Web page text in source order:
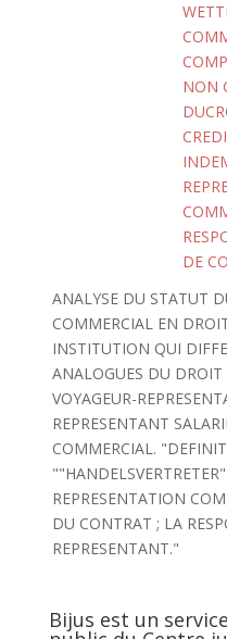
NON
DE
ANALYSE DU STATUT
COMMERCIAL EN
INSTITUTION QUI
ANALOGUES DU DROIT
VOYAGEUR-
REPRESENTANT
COMMERCIAL.
REPRESENTATION
DU CONTRAT ; LA
REPRESENTANT."
Bijus est un